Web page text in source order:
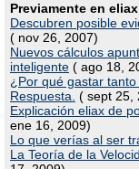
Previamente en
Descubren posible
( nov 26, 2007)
Nuevos cálculos
inteligente ( ago 18,
¿Por qué gastar
Respuesta. ( sept 25,
Explicación eliax de
ene 16, 2009)
Lo que verías al ser
La Teoría de la